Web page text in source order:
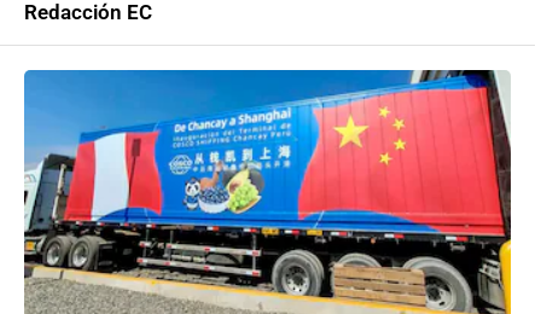
Redacción EC